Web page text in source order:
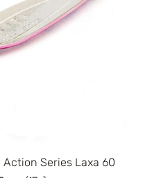
Series Laxa 60